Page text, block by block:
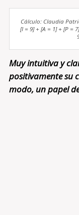
Cálculo: Claudia
[I = 9] + [A = 1] + [P =
Muy intuitiva y
positivamente su
modo, un papel